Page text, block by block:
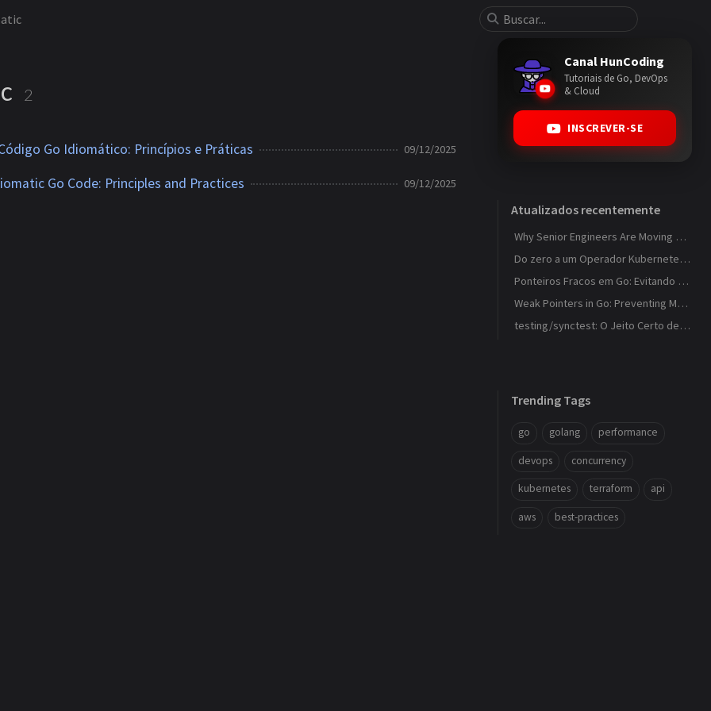
2
Go Idiomático: Princípios e Práticas 09/12/2025
Go Code: Principles and Practices 09/12/2025
Canal HunCoding
Tutoriais de Go, DevOps
& Cloud
INSCREVER-SE
Atualizados recentemente
Why Senior Engineers Are Moving Away from MVC in Go
Do zero a um Operador Kubernetes que observa ConfigMaps
Ponteiros Fracos em Go: Evitando Memory Leaks em Caches com weak.Pointer
Weak Pointers in Go: Preventing Memory Leaks in Caches with weak.Pointer
testing/synctest: O Jeito Certo de Testar Código Concorrente em Go
Trending Tags
go golang performance
devops concurrency
kubernetes terraform api
aws best-practices